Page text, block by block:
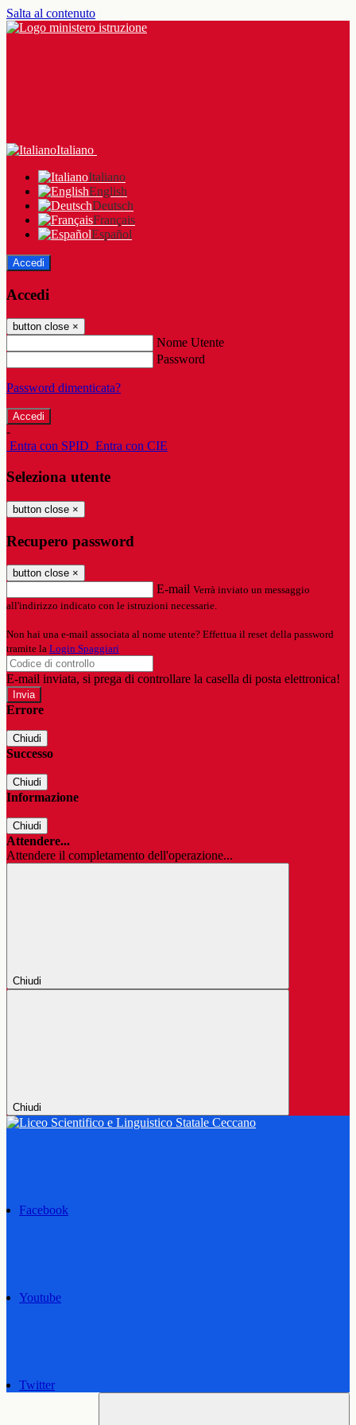
Salta al contenuto
Italiano
Italiano
English
Deutsch
Français
Español
Accedi
Accedi
button close ×
Nome Utente
Password
Password dimenticata?
-
Entra con SPID Entra con CIE
Seleziona utente
button close ×
Recupero password
button close ×
E-mail Verrà inviato un messaggio
all'indirizzo indicato con le istruzioni necessarie.
Non hai una e-mail associata al nome utente? Effettua il reset della password
tramite la Login Spaggiari
E-mail inviata, si prega di controllare la casella di posta elettronica!
Errore
Chiudi
Successo
Chiudi
Informazione
Chiudi
Attendere...
Attendere il completamento dell'operazione...
Chiudi
Chiudi
Facebook
Youtube
Twitter